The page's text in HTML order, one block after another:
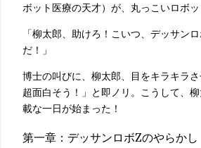
ボット医療の天才）が、丸っこいロボッ
「柳太郎、助けろ！こいつ、デッサン
だ！」
博士の叫びに、柳太郎、目をキラキラ
超面白そう！」と即ノリ。こうして、
載な一日が始まった！
第一章：デッサンロボZのやらかし